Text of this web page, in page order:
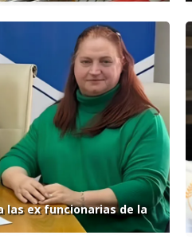
las ex funcionarias de la